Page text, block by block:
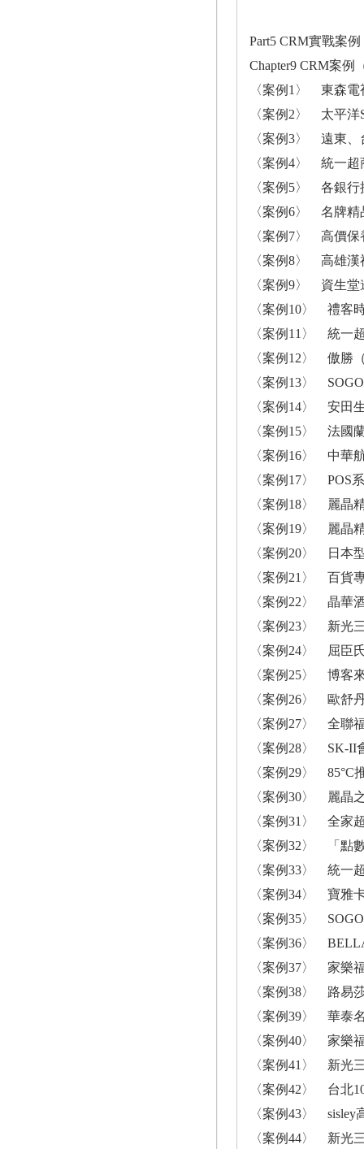
Part5 CRM實戰案例
Chapter9 CRM案例
〈案例1〉 東森電
〈案例2〉 太平洋
〈案例3〉 遠東、
〈案例4〉 統一超
〈案例5〉 各銀行
〈案例6〉 名牌精
〈案例7〉 高價保
〈案例8〉 高雄漢
〈案例9〉 資生堂
〈案例10〉 禮客
〈案例11〉 統一
〈案例12〉 傲勝
〈案例13〉
〈案例14〉 安田
〈案例15〉 法國
〈案例16〉 中華
〈案例17〉 POS
〈案例18〉 麗晶
〈案例19〉 麗晶
〈案例20〉 日本
〈案例21〉 百貨
〈案例22〉 晶華
〈案例23〉 新光
〈案例24〉 屈臣
〈案例25〉 博客
〈案例26〉 歐舒
〈案例27〉 全聯
〈案例28〉 SK-II
〈案例29〉 85°C
〈案例30〉 麗晶
〈案例31〉 全家
〈案例32〉 「點
〈案例33〉 統一
〈案例34〉 寶雅
〈案例35〉
〈案例36〉
〈案例37〉 家樂
〈案例38〉 路易
〈案例39〉 華泰
〈案例40〉 家樂
〈案例41〉 新光
〈案例42〉 台北
〈案例43〉 sisley
〈案例44〉 新光